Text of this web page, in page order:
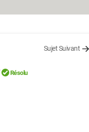
Sujet Suivant
Résolu